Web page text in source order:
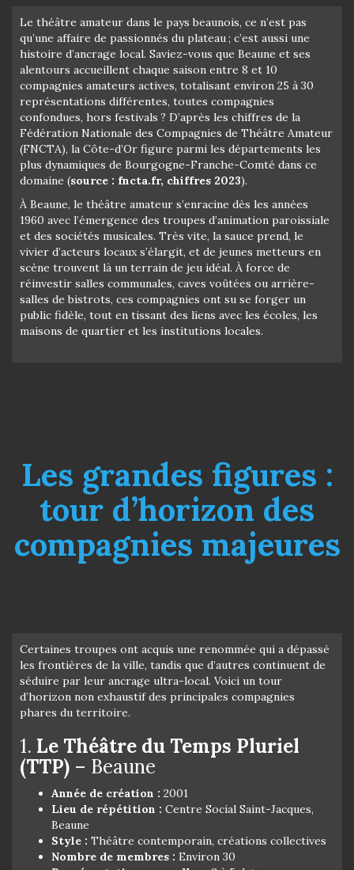
Le théâtre amateur dans le pays beaunois, ce n’est pas
qu’une affaire de passionnés du plateau ; c’est aussi une
histoire d’ancrage local. Saviez-vous que Beaune et ses
alentours accueillent chaque saison entre 8 et 10
compagnies amateurs actives, totalisant environ 25 à 30
représentations différentes, toutes compagnies
confondues, hors festivals ? D’après les chiffres de la
Fédération Nationale des Compagnies de Théâtre Amateur
(FNCTA), la Côte-d’Or figure parmi les départements les
plus dynamiques de Bourgogne-Franche-Comté dans ce
domaine (source : fncta.fr, chiffres 2023).
À Beaune, le théâtre amateur s’enracine dès les années
1960 avec l’émergence des troupes d’animation paroissiale
et des sociétés musicales. Très vite, la sauce prend, le
vivier d’acteurs locaux s’élargit, et de jeunes metteurs en
scène trouvent là un terrain de jeu idéal. À force de
réinvestir salles communales, caves voûtées ou arrière-
salles de bistrots, ces compagnies ont su se forger un
public fidèle, tout en tissant des liens avec les écoles, les
maisons de quartier et les institutions locales.
Les grandes figures :
tour d’horizon des
compagnies majeures
Certaines troupes ont acquis une renommée qui a dépassé
les frontières de la ville, tandis que d’autres continuent de
séduire par leur ancrage ultra-local. Voici un tour
d’horizon non exhaustif des principales compagnies
phares du territoire.
1. Le Théâtre du Temps Pluriel
(TTP) – Beaune
Année de création : 2001
Lieu de répétition : Centre Social Saint-Jacques,
Beaune
Style : Théâtre contemporain, créations collectives
Nombre de membres : Environ 30